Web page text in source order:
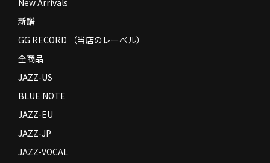
Contact
新譜
GG RECORD （当店のレーベル）
全商品
JAZZ-US
BLUE NOTE
JAZZ-EU
JAZZ-JP
JAZZ-VOCAL